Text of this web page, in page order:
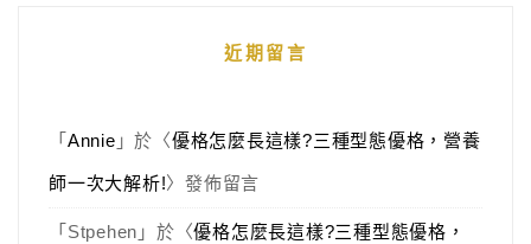
近期留言
「 Annie 」於〈優格怎麼長這樣?三種型態優格，營養
師一次大解析!〉發佈留言
「 Stpehen 」於〈優格怎麼長這樣?三種型態優格，